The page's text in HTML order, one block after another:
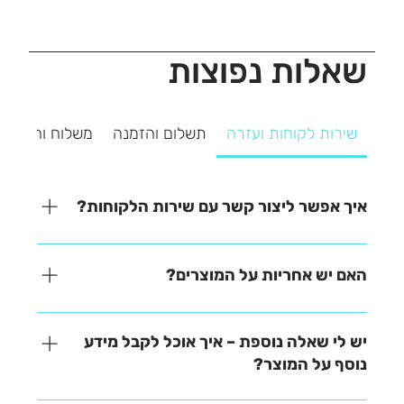
שאלות נפוצות
שירות לקוחות ועזרה תשלום והזמנה משלוח
איך אפשר ליצור קשר עם שירות הלקוחות?
אנחנו כאן כדי לעזור! ניתן ליצור איתנו קשר בקלות דרך
אחת מהאפשרויות הבאות: - בטלפון – 03-641-6555 -
contact@zrazi.co.il נשמח לענות על כל שאלה ולעזור
לכם בכל נושא!
האם יש אחריות על המוצרים?
האחריות משתנה בהתאם לכל מוצר – תוכלו למצוא את כל
הפרטים בתיאור המוצר בעמוד הרכישה. לכל שאלה
נוספת, אנחנו כאן לעזור!
יש לי שאלה נוספת – איך אוכל לקבל מידע
נוסף על המוצר?